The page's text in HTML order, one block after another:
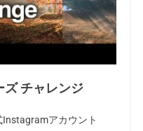
ズ チャレンジ
アカウント